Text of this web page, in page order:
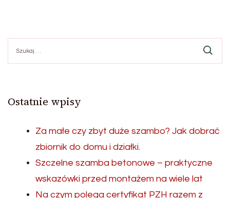
Ostatnie wpisy
Za małe czy zbyt duże szambo? Jak dobrać
zbiornik do domu i działki.
Szczelne szamba betonowe – praktyczne
wskazówki przed montażem na wiele lat
Na czym polega certyfikat PZH razem z